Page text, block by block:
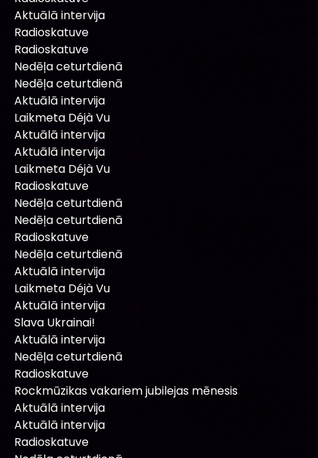
Aktuālā intervija
Radioskatuve
Radioskatuve
Nedēļa ceturtdienā
Nedēļa ceturtdienā
Aktuālā intervija
Laikmeta Déjà Vu
Aktuālā intervija
Aktuālā intervija
Laikmeta Déjà Vu
Radioskatuve
Nedēļa ceturtdienā
Nedēļa ceturtdienā
Radioskatuve
Nedēļa ceturtdienā
Aktuālā intervija
Laikmeta Déjà Vu
Aktuālā intervija
Slava Ukrainai!
Aktuālā intervija
Nedēļa ceturtdienā
Radioskatuve
Rockmūzikas vakariem jubilejas mēnesis
Aktuālā intervija
Aktuālā intervija
Radioskatuve